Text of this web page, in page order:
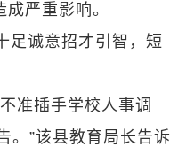
严重影响。
足诚意招才引智，短
准插手学校人事调
。”该县教育局长告诉